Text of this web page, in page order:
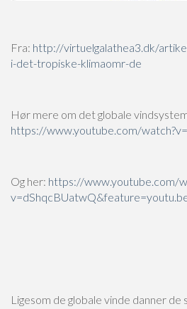
Fra: http://virtuelgalathea3.dk/
i-det-tropiske-klimaomr-de
Hør mere om det globale
https://www.youtube.com/
Og her: https://www.youtube.com/
Ligesom de globale vinde danner